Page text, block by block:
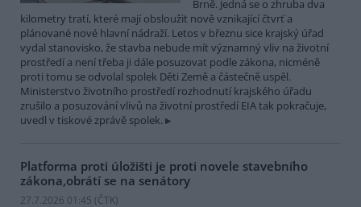
Brně. Jedná se o zhruba dva
kilometry tratí, které mají obsloužit nově vznikající čtvrť a
plánované nové hlavní nádraží. Letos v březnu sice krajský úřad
vydal stanovisko, že stavba nebude mít významný vliv na životní
prostředí a není třeba ji dále posuzovat podle zákona, nicméně
proti tomu se odvolal spolek Děti Země a částečně uspěl.
Ministerstvo životního prostředí rozhodnutí krajského úřadu
zrušilo a posuzování vlivů na životní prostředí EIA tak pokračuje,
uvedl v tiskové zprávě spolek.
Platforma proti úložišti je proti novele stavebního
zákona,obrátí se na senátory
27.7.2026 01:45 (ČTK)